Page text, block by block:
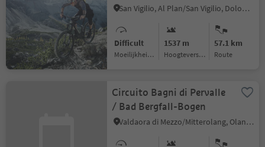
San Vigilio, Al Plan/San Vigilio, Dolomites Region Kronplatz/Plan de Corones
Difficult
Moeilijkheidsgraad
1537 m
Hoogteverschil
57.1 km
Route
Circuito Bagni di Pervalle
/ Bad Bergfall-Bogen
Valdaora di Mezzo/Mitterolang, Olang/Valdaora, Dolomites Region Kronplatz/Plan de Corones